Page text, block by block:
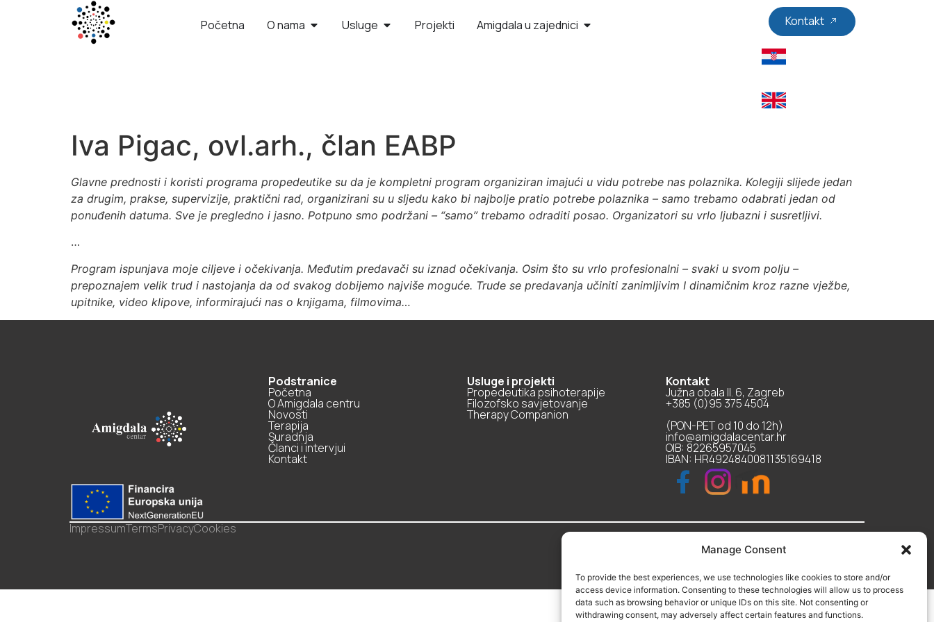
Manage Consent
To provide the best experiences, we use technologies like cookies to store and/or
access device information. Consenting to these technologies will allow us to process
data such as browsing behavior or unique IDs on this site. Not consenting or
withdrawing consent, may adversely affect certain features and functions.
Početna O nama Usluge Projekti Amigdala u zajednici Kontakt
Iva Pigac, ovl.arh., član EABP
Glavne prednosti i koristi programa propedeutike su da je kompletni program organiziran imajući u vidu potrebe nas polaznika. Kolegiji slijede jedan
za drugim, prakse, supervizije, praktični rad, organizirani su u sljedu kako bi najbolje pratio potrebe polaznika – samo trebamo odabrati jedan od
ponuđenih datuma. Sve je pregledno i jasno. Potpuno smo podržani – “samo” trebamo odraditi posao. Organizatori su vrlo ljubazni i susretljivi.
…
Program ispunjava moje ciljeve i očekivanja. Međutim predavači su iznad očekivanja. Osim što su vrlo profesionalni – svaki u svom polju –
prepoznajem velik trud i nastojanja da od svakog dobijemo najviše moguće. Trude se predavanja učiniti zanimljivim I dinamičnim kroz razne vježbe,
upitnike, video klipove, informirajući nas o knjigama, filmovima…
Podstranice
Početna
O Amigdala centru
Novosti
Terapija
Suradnja
Članci i intervjui
Kontakt
Usluge i projekti
Propedeutika psihoterapije
Filozofsko savjetovanje
Therapy Companion
Kontakt
Južna obala II. 6, Zagreb
+385 (0)95 375 4504
(PON-PET od 10 do 12h)
info@amigdalacentar.hr
OIB: 82265957045
IBAN: HR4924840081135169418
ImpressumTermsPrivacyCookies